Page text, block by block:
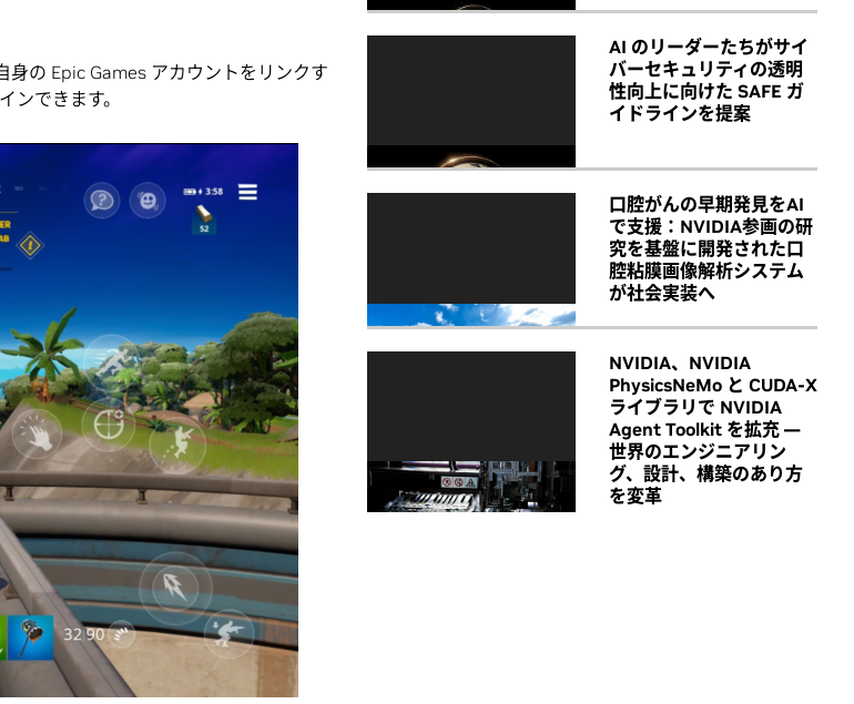
の Epic Games アカウントをリンクす
ンできます。
AI のリーダーたちがサイ
バーセキュリティの透明
性向上に向けた SAFE ガ
イドラインを提案
口腔がんの早期発見をAI
で支援：NVIDIA参画の研
究を基盤に開発された口
腔粘膜画像解析システム
が社会実装へ
NVIDIA、NVIDIA
PhysicsNeMo と CUDA-X
ライブラリで NVIDIA
Agent Toolkit を拡充 ―
世界のエンジニアリン
グ、設計、構築のあり方
を変革